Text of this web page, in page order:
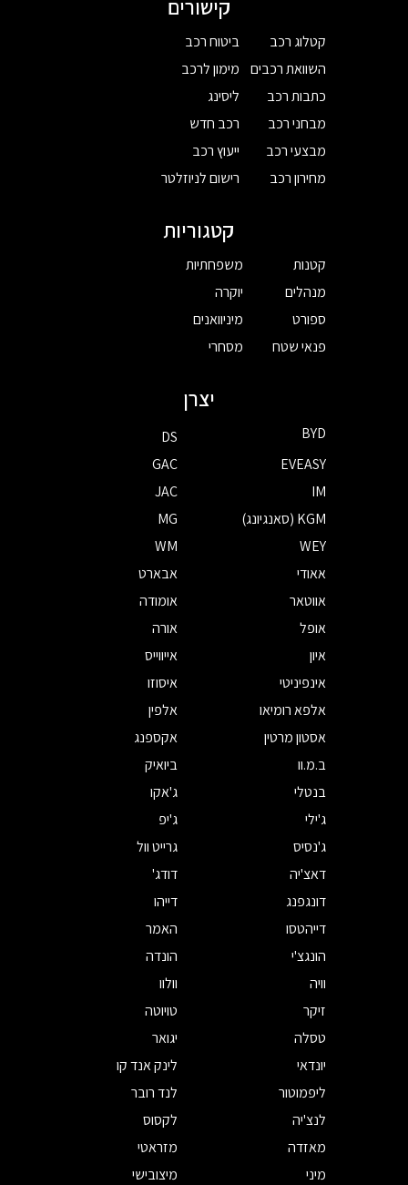
קישורים
קטלוג רכב
השוואת רכבים
כתבות רכב
מבחני רכב
מבצעי רכב
מחירון רכב
ביטוח רכב
מימון לרכב
ליסינג
רכב חדש
ייעוץ רכב
רישום לניוזלטר
קטגוריות
קטנות
מנהלים
ספורט
פנאי שטח
משפחתיות
יוקרה
מיניוואנים
מסחרי
יצרן
BYD
DS
EVEASY
GAC
IM
JAC
KGM (סאנגיונג)
MG
WEY
WM
אאודי
אבארט
אווטאר
אומודה
אופל
אורה
איון
אייווייס
אינפיניטי
איסוזו
אלפא רומיאו
אלפין
אסטון מרטין
אקספנג
ב.מ.וו
ביואיק
בנטלי
ג'אקו
ג'ילי
ג'יפ
ג'נסיס
גרייט וול
דאצ'יה
דודג'
דונגפנג
דייהו
דייהטסו
האמר
הונגצ'י
הונדה
וויה
וולוו
זיקר
טויוטה
טסלה
יגואר
יונדאי
לינק אנד קו
ליפמוטור
לנד רובר
לנצ'יה
לקסוס
מאזדה
מזראטי
מיני
מיצובישי